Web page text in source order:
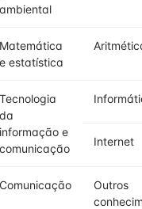
ambiental
Matemática
e estatística
Tecnologia
da
informação e
comunicação
Internet
Comunicação
Outros